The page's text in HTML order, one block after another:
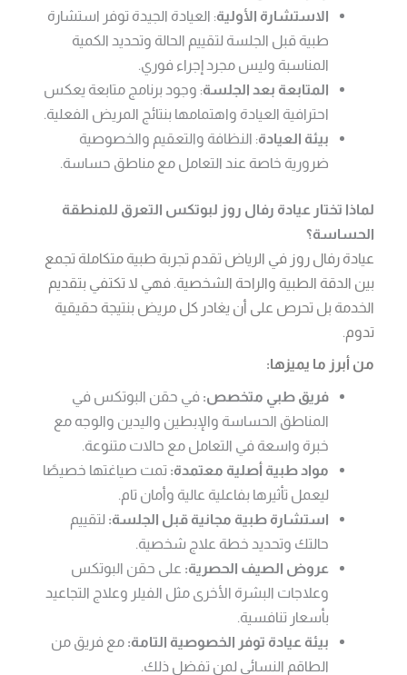
الاستشارة الأولية: العيادة الجيدة توفر استشارة
طبية قبل الجلسة لتقييم الحالة وتحديد الكمية
المناسبة وليس مجرد إجراء فوري.
المتابعة بعد الجلسة: وجود برنامج متابعة يعكس
احترافية العيادة واهتمامها بنتائج المريض الفعلية.
بيئة العيادة: النظافة والتعقيم والخصوصية
ضرورية خاصة عند التعامل مع مناطق حساسة.
لماذا تختار عيادة رفال روز لبوتكس التعرق للمنطقة
الحساسة؟
عيادة رفال روز في الرياض تقدم تجربة طبية متكاملة تجمع
بين الدقة الطبية والراحة الشخصية. فهي لا تكتفي بتقديم
الخدمة بل تحرص على أن يغادر كل مريض بنتيجة حقيقية
تدوم.
من أبرز ما يميزها:
فريق طبي متخصص: في حقن البوتكس في
المناطق الحساسة والإبطين واليدين والوجه مع
خبرة واسعة في التعامل مع حالات متنوعة.
مواد طبية أصلية معتمدة: تمت صياغتها خصيصًا
ليعمل تأثيرها بفاعلية عالية وأمان تام.
استشارة طبية مجانية قبل الجلسة: لتقييم
حالتك وتحديد خطة علاج شخصية.
عروض الصيف الحصرية: على حقن البوتكس
وعلاجات البشرة الأخرى مثل الفيلر وعلاج التجاعيد
بأسعار تنافسية.
بيئة عيادة توفر الخصوصية التامة: مع فريق من
الطاقم النسائي لمن تفضل ذلك.